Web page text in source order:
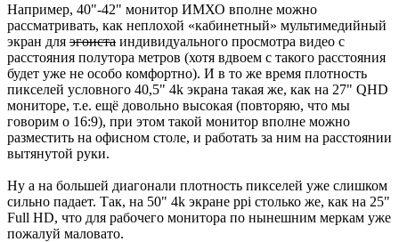
Например, 40"-42" монитор ИМХО вполне можно
рассматривать, как неплохой «кабинетный» мультимедийный
экран для эгоиста индивидуального просмотра видео с
расстояния полутора метров (хотя вдвоем с такого расстояния
будет уже не особо комфортно). И в то же время плотность
пикселей условного 40,5" 4k экрана такая же, как на 27" QHD
мониторе, т.е. ещё довольно высокая (повторяю, что мы
говорим о 16:9), при этом такой монитор вполне можно
разместить на офисном столе, и работать за ним на расстоянии
вытянутой руки.
Ну а на большей диагонали плотность пикселей уже слишком
сильно падает. Так, на 50" 4k экране ppi столько же, как на 25"
Full HD, что для рабочего монитора по нынешним меркам уже
пожалуй маловато.